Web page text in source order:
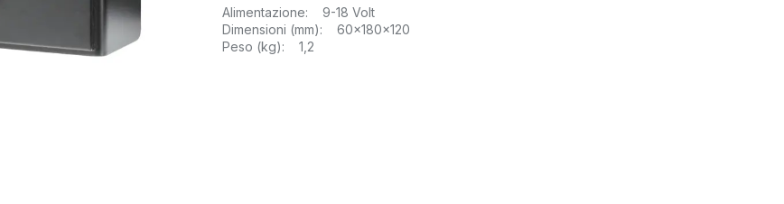
Alimentazione: 9-18 Volt
Dimensioni (mm): 60x180x120
Peso (kg): 1,2